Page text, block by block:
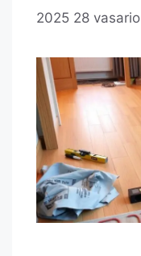
2025 28 vasario